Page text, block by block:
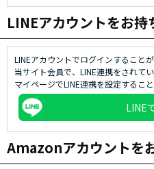
LINEアカウントをお持
LINEアカウントでログインすることが
当サイト会員で、LINE連携をされて
マイページでLINE連携を設定すること
LINE
Amazonアカウントを